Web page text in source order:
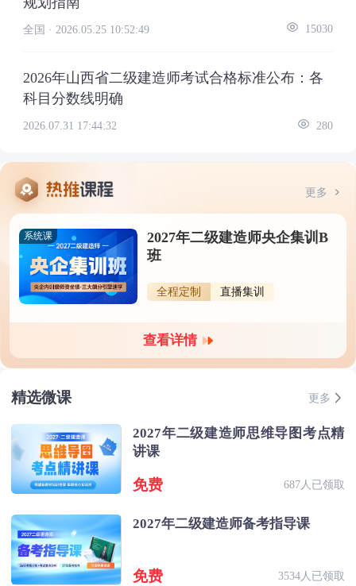
全国 · 2026.05.25 10:52:49 15030
2026年山西省二级建造师考试合格标准公布：各
科目分数线明确
2026.07.31 17:44:32 280
更多
系统课
2027年二级建造师央企集训B
班
全程定制 直播集训
查看详情
精选微课 更多
2027年二级建造师思维导图考点精
讲课
免费 687人已领取
2027年二级建造师备考指导课
免费 3534人已领取